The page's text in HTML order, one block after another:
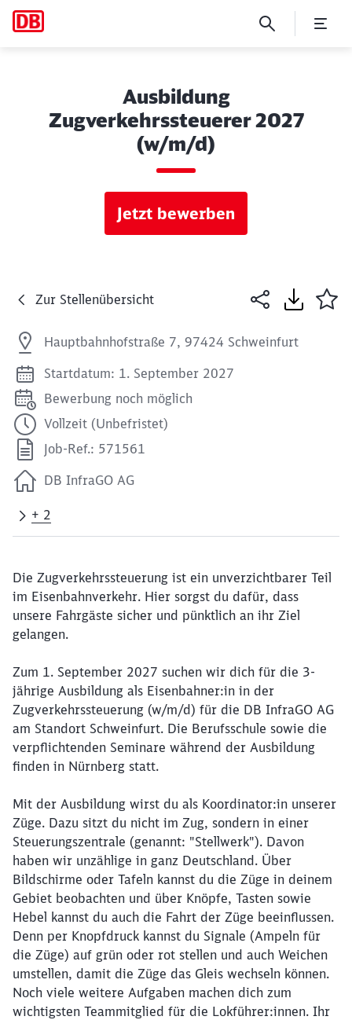
Ausbildung
Zugverkehrssteuerer 2027
(w/m/d)
Jetzt bewerben
Zur Stellenübersicht
Hauptbahnhofstraße 7, 97424 Schweinfurt
Startdatum: 1. September 2027
Bewerbung noch möglich
Vollzeit (Unbefristet)
Job-Ref.: 571561
DB InfraGO AG
+ 2
Die Zugverkehrssteuerung ist ein unverzichtbarer Teil
im Eisenbahnverkehr. Hier sorgst du dafür, dass
unsere Fahrgäste sicher und pünktlich an ihr Ziel
gelangen.
Zum 1. September 2027 suchen wir dich für die 3-
jährige Ausbildung als Eisenbahner:in in der
Zugverkehrssteuerung (w/m/d) für die DB InfraGO AG
am Standort Schweinfurt. Die Berufsschule sowie die
verpflichtenden Seminare während der Ausbildung
finden in Nürnberg statt.
Mit der Ausbildung wirst du als Koordinator:in unserer
Züge. Dazu sitzt du nicht im Zug, sondern in einer
Steuerungszentrale (genannt: "Stellwerk"). Davon
haben wir unzählige in ganz Deutschland. Über
Bildschirme oder Tafeln kannst du die Züge in deinem
Gebiet beobachten und über Knöpfe, Tasten sowie
Hebel kannst du auch die Fahrt der Züge beeinflussen.
Denn per Knopfdruck kannst du Signale (Ampeln für
die Züge) auf grün oder rot stellen und auch Weichen
umstellen, damit die Züge das Gleis wechseln können.
Noch viele weitere Aufgaben machen dich zum
wichtigsten Teammitglied für die Lokführer:innen. Ihr